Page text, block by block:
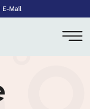
E-Mail